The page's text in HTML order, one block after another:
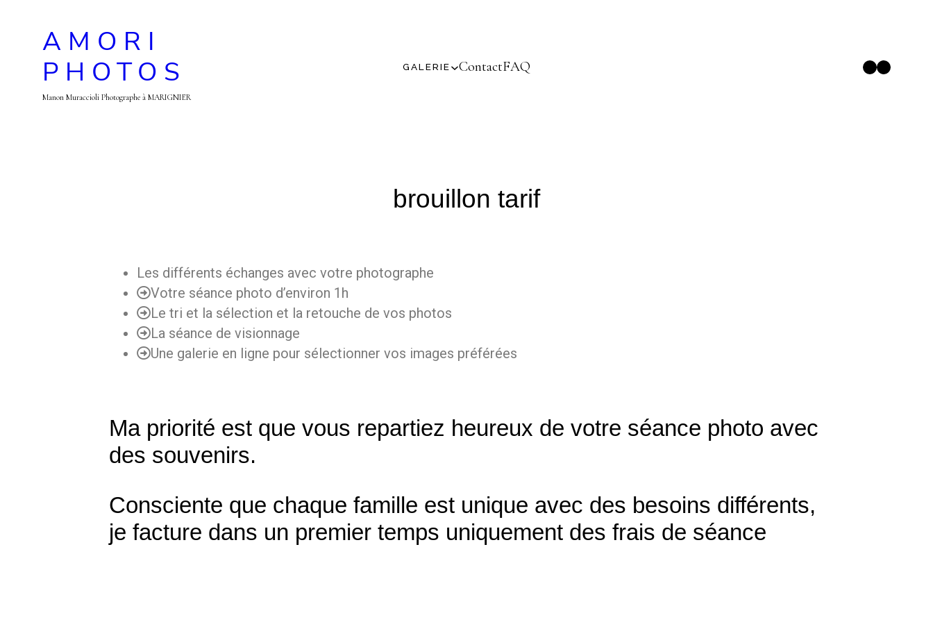
AMORI
PHOTOS
Manon Muraccioli Photographe à MARIGNIER
GALERIE ContactFAQ
brouillon tarif
Les différents échanges avec votre photographe
Votre séance photo d’environ 1h
Le tri et la sélection et la retouche de vos photos
La séance de visionnage
Une galerie en ligne pour sélectionner vos images préférées
Ma priorité est que vous repartiez heureux de votre séance photo avec
des souvenirs.
Consciente que chaque famille est unique avec des besoins différents,
je facture dans un premier temps uniquement des frais de séance